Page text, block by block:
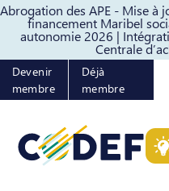
Abrogation des APE - Mise à
financement Maribel
autonomie 2026 |
Centrale
Passer au contenu
Devenir
membre
Déjà
membre